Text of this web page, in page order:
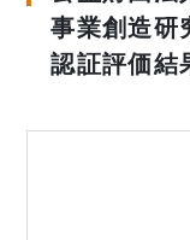
事業創造研
認証評価結